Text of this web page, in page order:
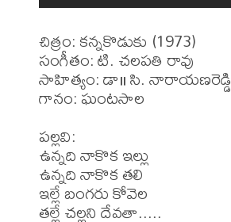
చిత్రం: కన్నకొడుకు (1973)
సంగీతం: టి. చలపతి రావు
సాహిత్యం: డా॥ సి. నారాయణరెడ్డి
గానం: ఘంటసాల
పల్లవి:
ఉన్నది నాకొక ఇల్లు
ఉన్నది నాకొక తలి
ఇల్లే బంగరు కోవెల
తల్లే చల్లని దేవతా.....